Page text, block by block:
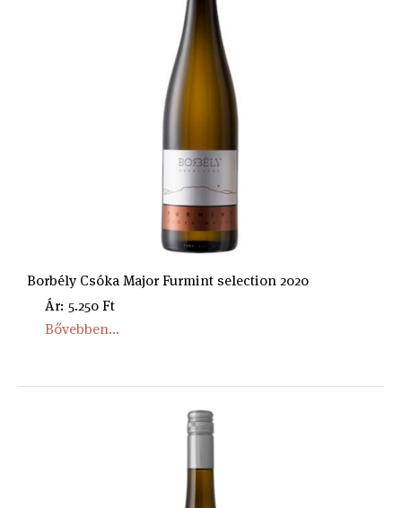
Borbély Csóka Major Furmint selection 2020
Ár: 5.250 Ft
Bővebben...